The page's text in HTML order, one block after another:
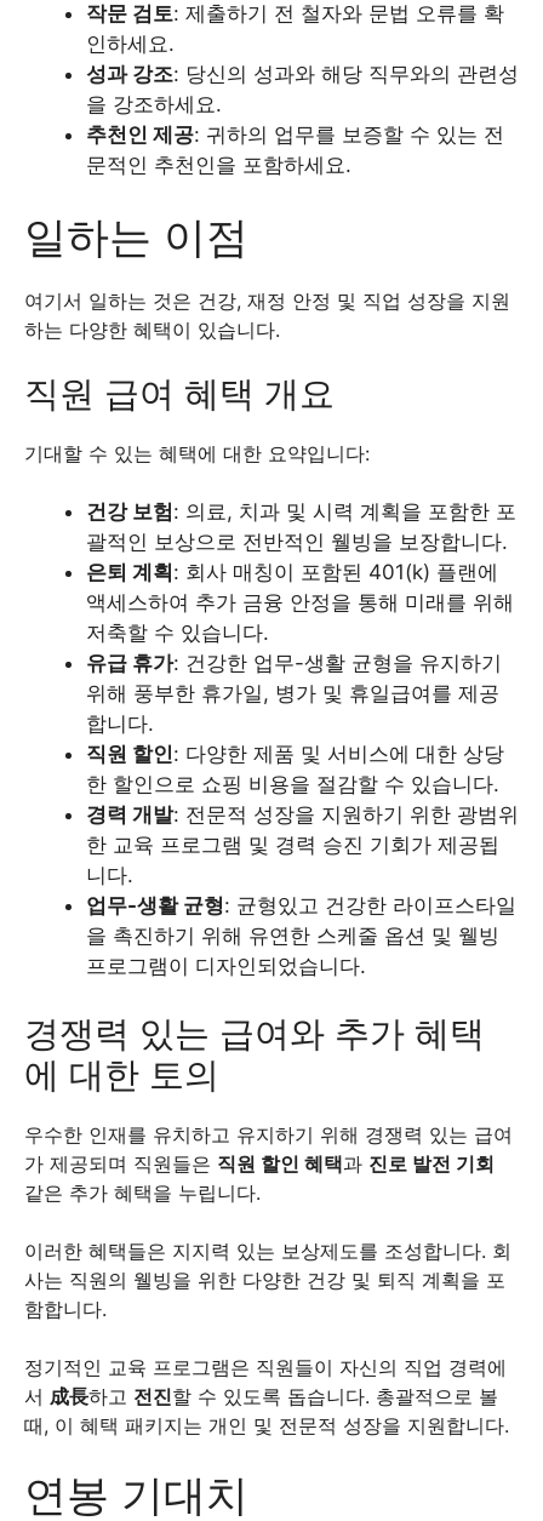
작문 검토: 제출하기 전 철자와 문법 오류를 확
인하세요.
성과 강조: 당신의 성과와 해당 직무와의 관련성
을 강조하세요.
추천인 제공: 귀하의 업무를 보증할 수 있는 전
문적인 추천인을 포함하세요.
일하는 이점
여기서 일하는 것은 건강, 재정 안정 및 직업 성장을 지원
하는 다양한 혜택이 있습니다.
직원 급여 혜택 개요
기대할 수 있는 혜택에 대한 요약입니다:
건강 보험: 의료, 치과 및 시력 계획을 포함한 포
괄적인 보상으로 전반적인 웰빙을 보장합니다.
은퇴 계획 : 회사 매칭이 포함된 401(k) 플랜에
액세스하여 추가 금융 안정을 통해 미래를 위해
저축할 수 있습니다.
유급 휴가: 건강한 업무-생활 균형을 유지하기
위해 풍부한 휴가일, 병가 및 휴일급여를 제공
합니다.
직원 할인: 다양한 제품 및 서비스에 대한 상당
한 할인으로 쇼핑 비용을 절감할 수 있습니다.
경력 개발: 전문적 성장을 지원하기 위한 광범위
한 교육 프로그램 및 경력 승진 기회가 제공됩
니다.
업무-생활 균형: 균형있고 건강한 라이프스타일
을 촉진하기 위해 유연한 스케줄 옵션 및 웰빙
프로그램이 디자인되었습니다.
경쟁력 있는 급여와 추가 혜택
에 대한 토의
우수한 인재를 유치하고 유지하기 위해 경쟁력 있는 급여
가 제공되며 직원들은 직원 할인 혜택과 진로 발전 기회
같은 추가 혜택을 누립니다.
이러한 혜택들은 지지력 있는 보상제도를 조성합니다. 회
사는 직원의 웰빙을 위한 다양한 건강 및 퇴직 계획을 포
함합니다.
정기적인 교육 프로그램은 직원들이 자신의 직업 경력에
서 成長하고 전진할 수 있도록 돕습니다. 총괄적으로 볼
때, 이 혜택 패키지는 개인 및 전문적 성장을 지원합니다.
연봉 기대치